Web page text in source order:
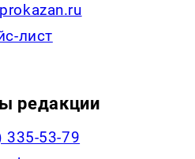
лист
редакции
335-53-79